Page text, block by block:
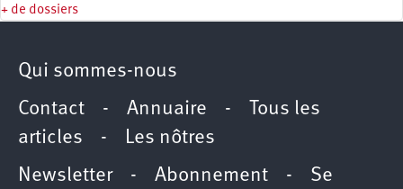
+ de dossiers
Qui sommes-nous
Contact - Annuaire -
Tous les
articles - Les nôtres
Newsletter- Abonnement - Se